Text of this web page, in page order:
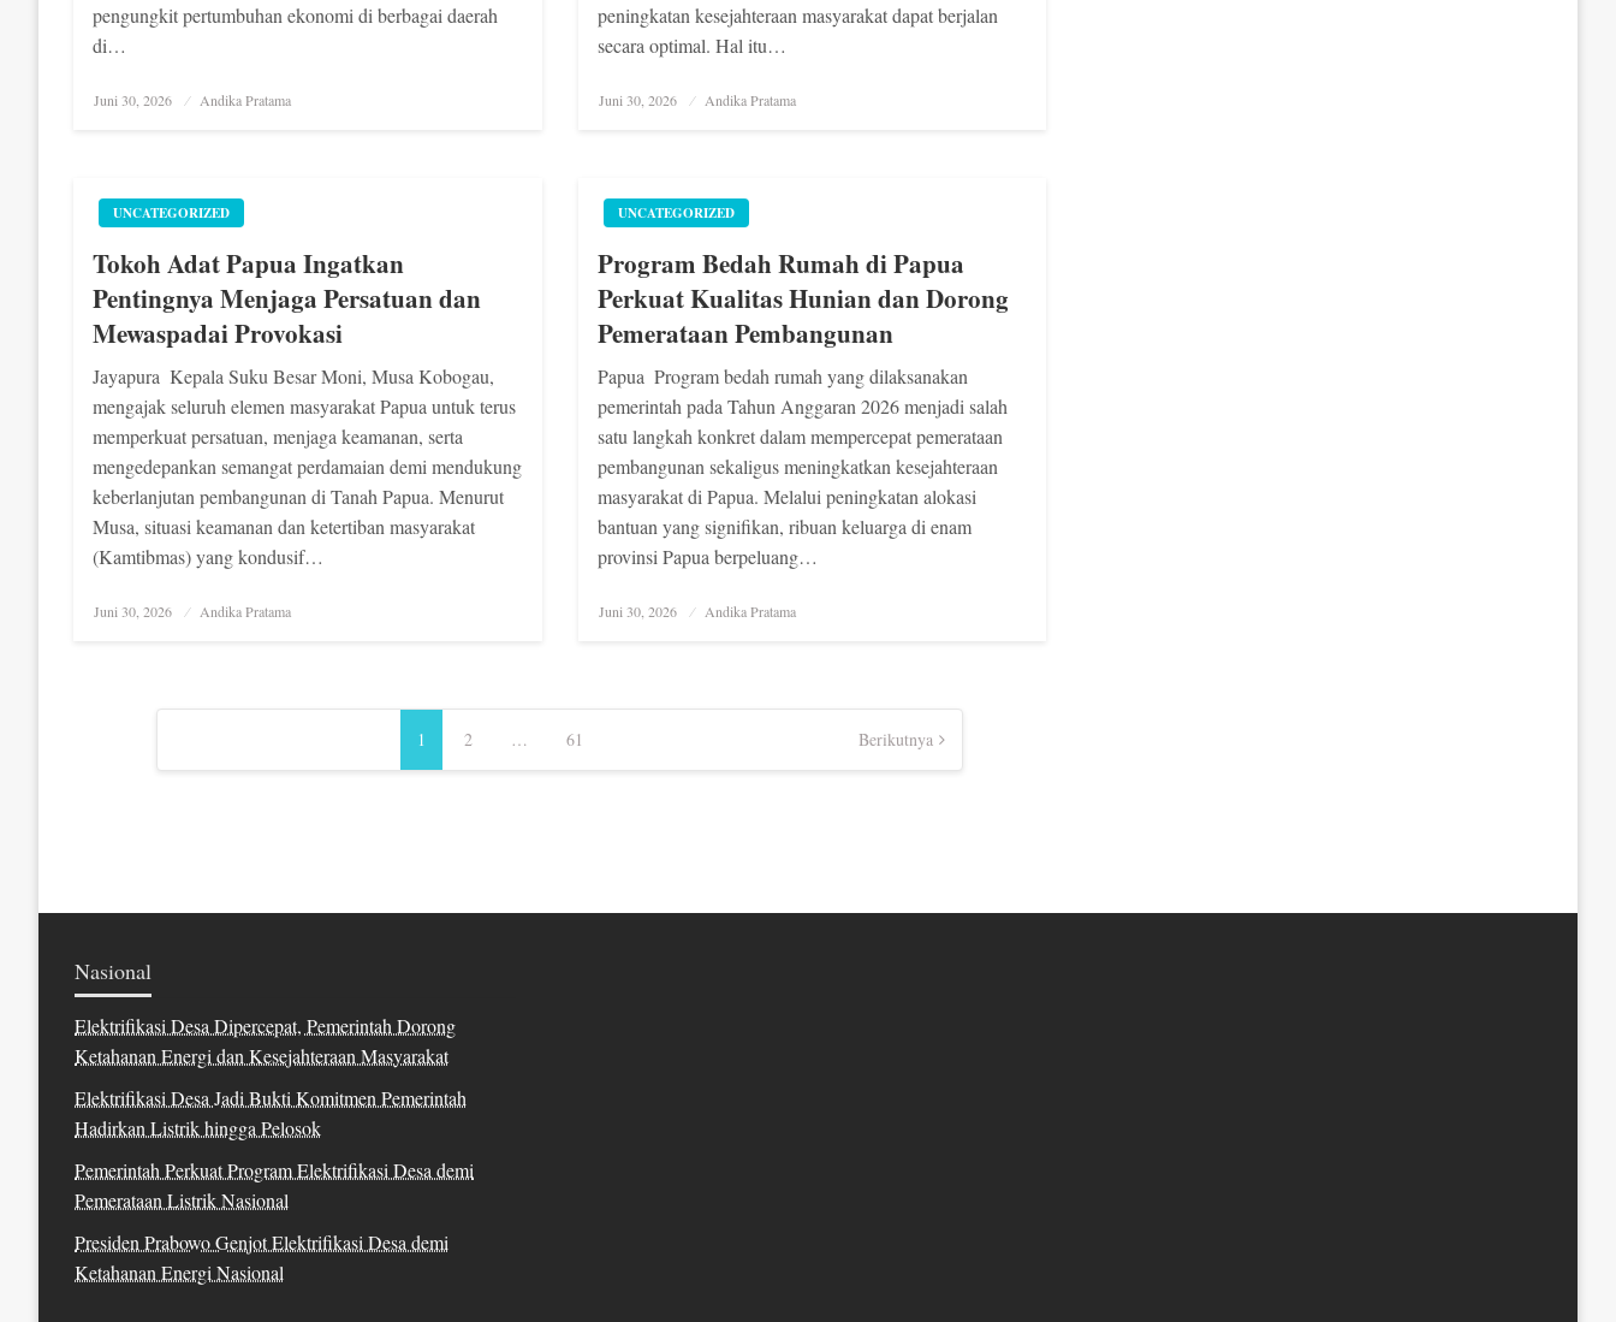
pengungkit pertumbuhan ekonomi di berbagai daerah
di…
Posted
Juni 30, 2026 Andika Pratama
peningkatan kesejahteraan masyarakat dapat berjalan
secara optimal. Hal itu…
Posted
Juni 30, 2026 Andika Pratama
UNCATEGORIZED
Tokoh Adat Papua Ingatkan
Pentingnya Menjaga Persatuan dan
Mewaspadai Provokasi
Jayapura  Kepala Suku Besar Moni, Musa Kobogau,
mengajak seluruh elemen masyarakat Papua untuk terus
memperkuat persatuan, menjaga keamanan, serta
mengedepankan semangat perdamaian demi mendukung
keberlanjutan pembangunan di Tanah Papua. Menurut
Musa, situasi keamanan dan ketertiban masyarakat
(Kamtibmas) yang kondusif…
Posted
Juni 30, 2026 Andika Pratama
UNCATEGORIZED
Program Bedah Rumah di Papua
Perkuat Kualitas Hunian dan Dorong
Pemerataan Pembangunan
Papua  Program bedah rumah yang dilaksanakan
pemerintah pada Tahun Anggaran 2026 menjadi salah
satu langkah konkret dalam mempercepat pemerataan
pembangunan sekaligus meningkatkan kesejahteraan
masyarakat di Papua. Melalui peningkatan alokasi
bantuan yang signifikan, ribuan keluarga di enam
provinsi Papua berpeluang…
Posted
Juni 30, 2026 Andika Pratama
Navigasi
pos
1 2 … 61 Berikutnya
Nasional
Elektrifikasi Desa Dipercepat, Pemerintah Dorong
Ketahanan Energi dan Kesejahteraan Masyarakat
Elektrifikasi Desa Jadi Bukti Komitmen Pemerintah
Hadirkan Listrik hingga Pelosok
Pemerintah Perkuat Program Elektrifikasi Desa demi
Pemerataan Listrik Nasional
Presiden Prabowo Genjot Elektrifikasi Desa demi
Ketahanan Energi Nasional